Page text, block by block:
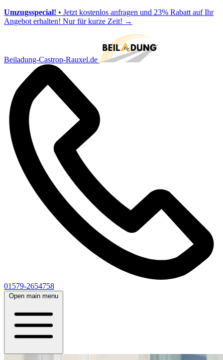
Umzugsspecial! • Jetzt kostenlos anfragen und 23% Rabatt auf Ihr
Angebot erhalten! Nur für kurze Zeit! →
Beiladung-Castrop-Rauxel.de
01579-2654758
Open main menu